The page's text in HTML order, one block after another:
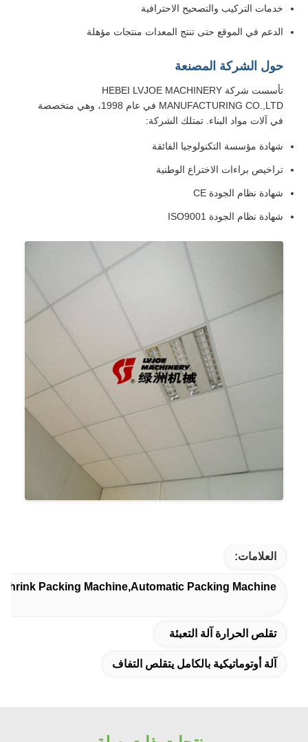
خدمات التركيب والتصحيح الاحترافية
الدعم في الموقع حتى تنتج المعدات منتجات مؤهلة
حول الشركة المصنعة
تأسست شركة HEBEI LVJOE MACHINERY
MANUFACTURING CO.,LTD في عام 1998، وهي متخصصة
في آلات مواد البناء. تمتلك الشركة:
شهادة مؤسسة التكنولوجيا الفائقة
تراخيص براءات الاختراع الوطنية
شهادة نظام الجودة CE
شهادة نظام الجودة ISO9001
العلامات:
Packing Machine,automatic Packing Machine
تقلص الحرارة آلة التعبئة
آلة أوتوماتيكية بالكامل يتقلص التفاف